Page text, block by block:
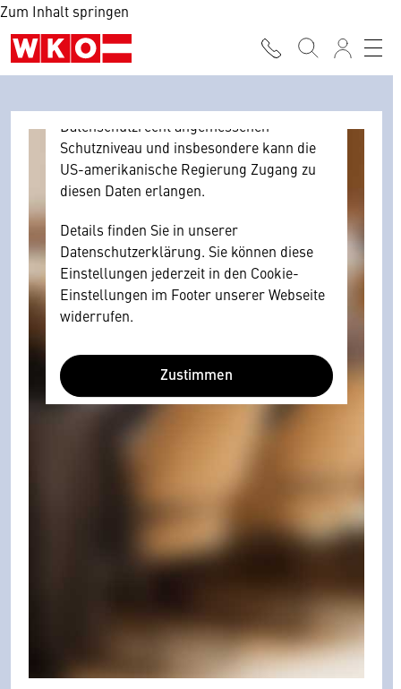
Zum Inhalt springen
Browser personenbezogene technische
Daten zu Geräten und Nutzerverhalten
mitunter mit US-amerikanischen Anbietern
Datenschutzrecht angemessenen
Schutzniveau und insbesondere kann die
US-amerikanische Regierung Zugang zu
diesen Daten erlangen.
Details finden Sie in unserer
Datenschutzerklärung. Sie können diese
Einstellungen jederzeit in den Cookie-
Einstellungen im Footer unserer Webseite
widerrufen.
Zustimmen